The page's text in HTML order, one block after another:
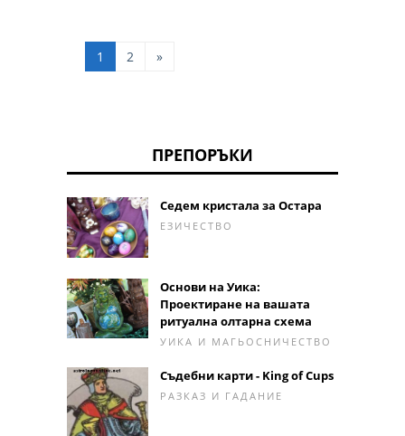
този смисъл тя е
аналогична на други
места, където вярата
Исландия и дори в
някои традиции на
Първоначалните
американски или
канадски държави.
Второто значение
намираме в
езическ
1 2 »
ПРЕПОРЪКИ
Седем кристала за Остара
ЕЗИЧЕСТВО
Основи на Уика:
Проектиране на вашата
ритуална олтарна схема
УИКА И МАГЬОСНИЧЕСТВО
Съдебни карти - King of Cups
РАЗКАЗ И ГАДАНИЕ